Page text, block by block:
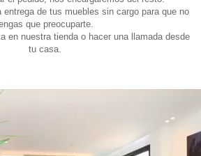
entrega de tus muebles sin cargo para que no
que preocuparte.
en nuestra tienda o hacer una llamada desde
tu casa.